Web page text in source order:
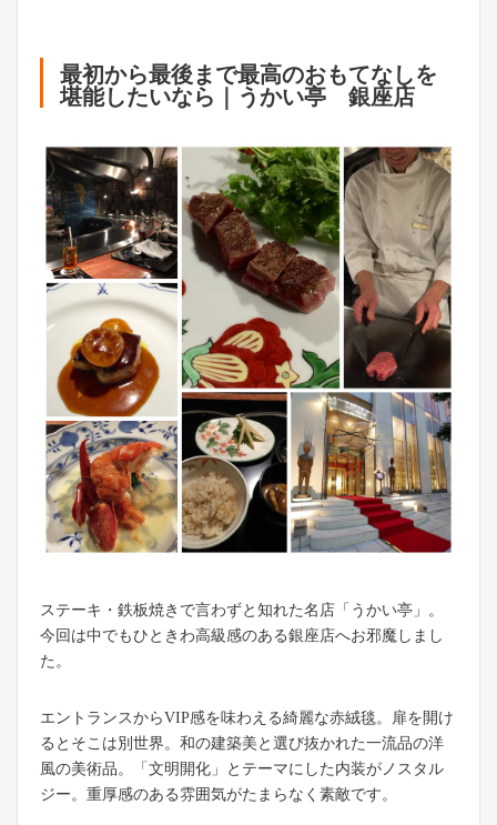
最初から最後まで最高のおもてなしを
堪能したいなら｜うかい亭 銀座店
ステーキ・鉄板焼きで言わずと知れた名店「うかい亭」。
今回は中でもひときわ高級感のある銀座店へお邪魔しまし
た。
エントランスからVIP感を味わえる綺麗な赤絨毯。扉を開け
るとそこは別世界。和の建築美と選び抜かれた一流品の洋
風の美術品。「文明開化」とテーマにした内装がノスタル
ジー。重厚感のある雰囲気がたまらなく素敵です。